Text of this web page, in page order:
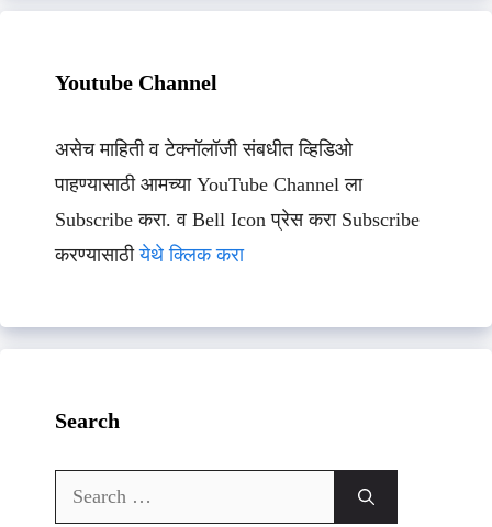
Youtube Channel
असेच माहिती व टेक्नॉलॉजी संबधीत व्हिडिओ
पाहण्यासाठी आमच्या YouTube Channel ला
Subscribe करा. व Bell Icon प्रेस करा Subscribe
करण्यासाठीयेथे क्लिक करा
Search
Search
for: